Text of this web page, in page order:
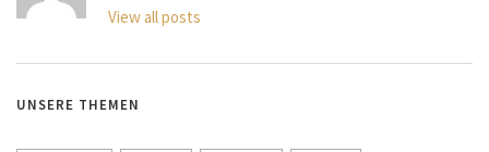
View all posts
UNSERE THEMEN